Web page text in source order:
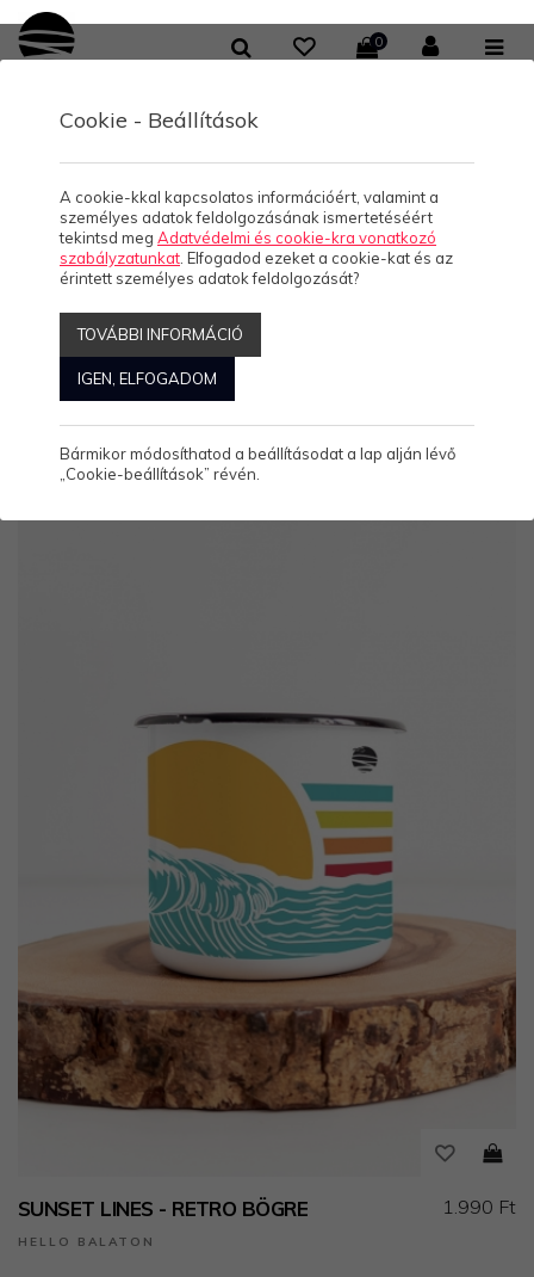
0
Retro bögre
Szűrők: RETRO BÖGRE
Rendezés: ABC Népszerű Ár
SUNSET LINES - RETRO BÖGRE
HELLO BALATON
1.990 Ft
Cookie - Beállítások
A cookie-kkal kapcsolatos információért, valamint a
személyes adatok feldolgozásának ismertetéséért
tekintsd meg Adatvédelmi és cookie-kra vonatkozó
szabályzatunkat . Elfogadod ezeket a cookie-kat és az
érintett személyes adatok feldolgozását?
TOVÁBBI INFORMÁCIÓ
IGEN, ELFOGADOM
Bármikor módosíthatod a beállításodat a lap alján lévő
„Cookie-beállítások” révén.